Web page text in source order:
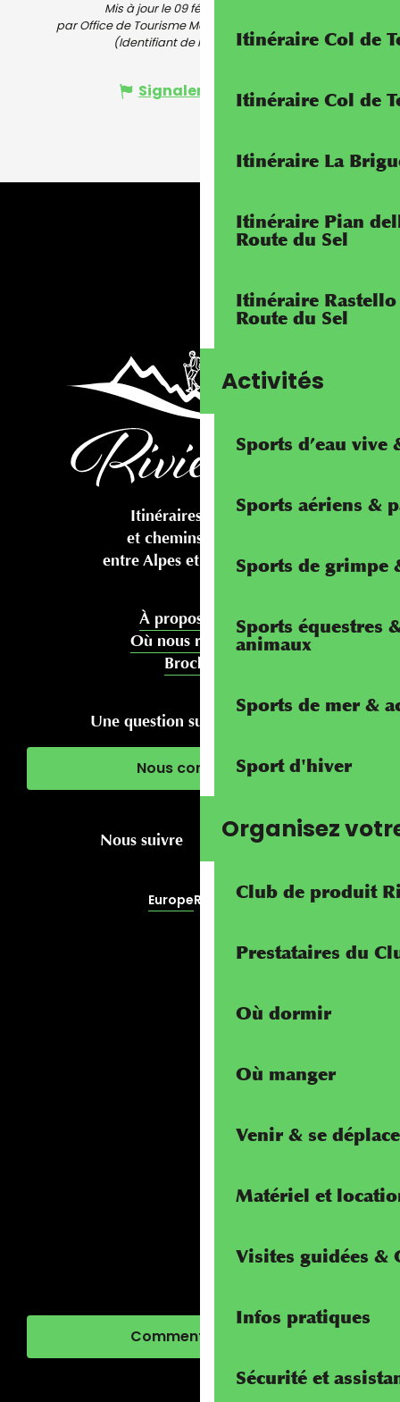
Itinéraire Col de
Itinéraire Col de
Itinéraire La
Itinéraire Pian
Route du Sel
Itinéraire
Route du Sel
Activités
Sports d’eau vive
Sports aériens &
Sports de grimpe
Sports équestres
animaux
Sports de mer &
Sport d'hiver
Organisez
Club de produit
Prestataires du
Où dormir
Où manger
Venir & se
Matériel et
Visites guidées &
Infos pratiques
Sécurité et
Mis à jour le 09 février 2026 à 16:55
par Office de Tourisme Menton, Riviera & Merveilles
(Identifiant de l'offre : 5591037)
Signaler une erreur
Itinéraires cyclables
et chemins pédestres
entre Alpes et Méditerranée
À propos de nous
Où nous rencontrer
Brochures
Une question sur votre séjour ?
Nous contacter
Nous suivre
EuropeRivierALP
Comment venir ?